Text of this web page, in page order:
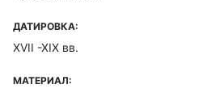
ДАТИРОВКА:
XVII -XIX вв.
МАТЕРИАЛ: